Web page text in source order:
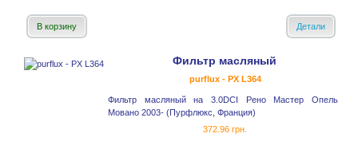
В корзину Детали
Фильтр масляный
purflux - PX L364
Фильтр масляный на 3.0DCI Рено Мастер Опель
Мовано 2003- (Пурфлюкс, Франция)
372.96 грн.